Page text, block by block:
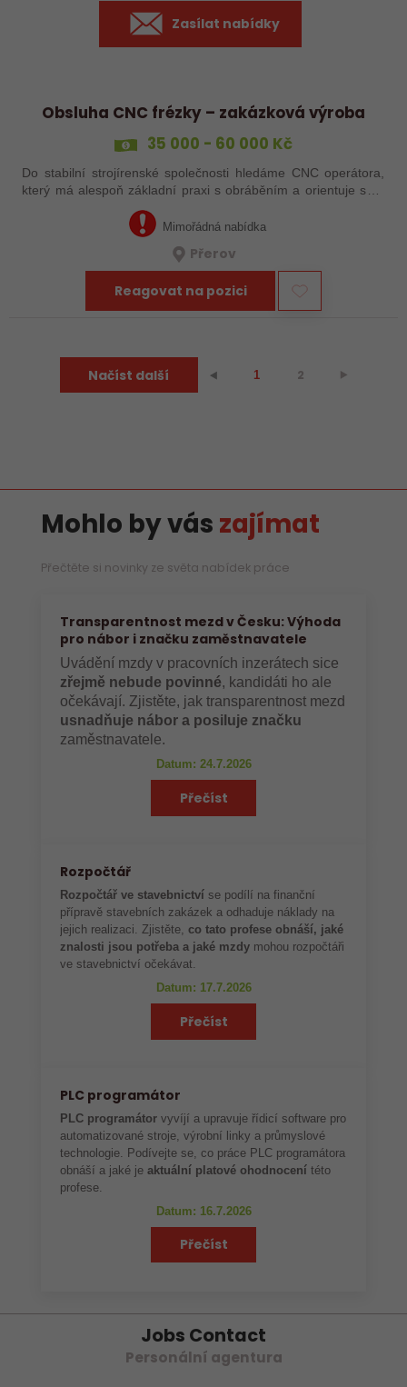
Zasílat nabídky
Obsluha CNC frézky – zakázková výroba
35 000 - 60 000 Kč
Do stabilní strojírenské společnosti hledáme CNC operátora,
který má alespoň základní praxi s obráběním a orientuje se v
technické dokumentaci. Nemusíte mít za sebou roky
zkušeností – důležité je, že…Mimořádná nabídka
Přerov
Reagovat na pozici
Načíst další ⯇ 1 2 ⯈
Mohlo by vás zajímat
Přečtěte si novinky ze světa nabídek práce
Transparentnost mezd v Česku: Výhoda
pro nábor i značku zaměstnavatele
Uvádění mzdy v pracovních inzerátech sice
zřejmě nebude povinné, kandidáti ho ale
očekávají. Zjistěte, jak transparentnost mezd
usnadňuje nábor a posiluje značku
zaměstnavatele.
Datum: 24.7.2026
Přečíst
Rozpočtář
Rozpočtář ve stavebnictví se podílí na finanční
přípravě stavebních zakázek a odhaduje náklady na
jejich realizaci. Zjistěte,co tato profese obnáší, jaké
znalosti jsou potřeba a jaké mzdy mohou rozpočtáři
ve stavebnictví očekávat.
Datum: 17.7.2026
Přečíst
PLC programátor
PLC programátor vyvíjí a upravuje řídicí software pro
automatizované stroje, výrobní linky a průmyslové
technologie. Podívejte se, co práce PLC programátora
obnáší a jaké je aktuální platové ohodnocení této
profese.
Datum: 16.7.2026
Přečíst
Jobs Contact
Personální agentura